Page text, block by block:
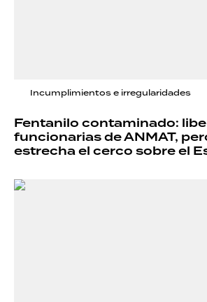
Incumplimientos e irregularidades
Fentanilo contaminado:
funcionarias de ANMAT,
estrecha el cerco sobre el